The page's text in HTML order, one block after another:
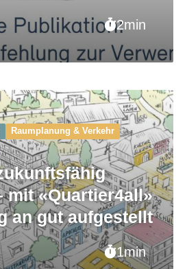
2min
1min
Raumplanung & Verkehr
mit «Quartier4all»
an gut aufgestellt